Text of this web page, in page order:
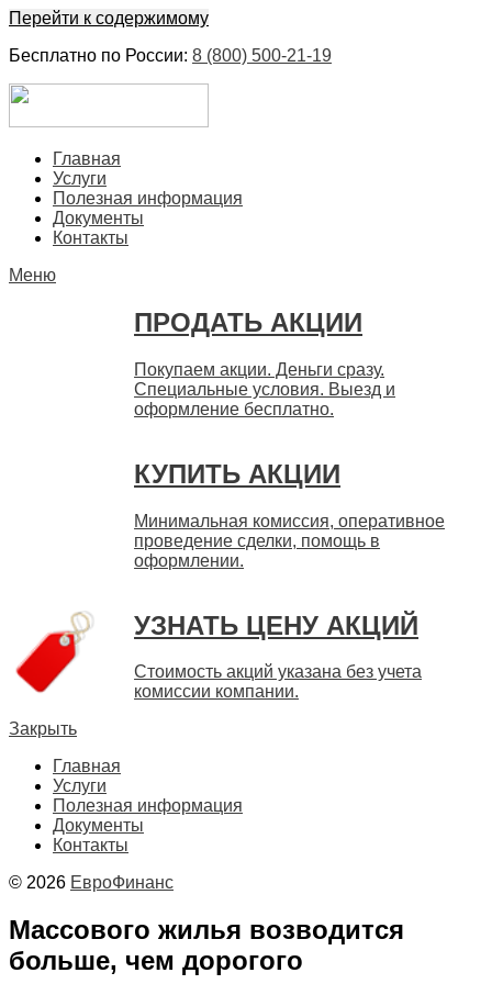
Перейти к содержимому
Бесплатно по России: 8 (800) 500-21-19
БыстроГлавная
Услуги
Полезная информация
Документы
Контакты
Меню
ПРОДАТЬ АКЦИИ
Покупаем акции. Деньги сразу.
Специальные условия. Выезд и
оформление бесплатно.
КУПИТЬ АКЦИИ
Минимальная комиссия, оперативное
проведение сделки, помощь в
оформлении.
УЗНАТЬ ЦЕНУ АКЦИЙ
Стоимость акций указана без учета
комиссии компании.
Закрыть
Главная
Услуги
Полезная информация
Документы
Контакты
© 2026 ЕвроФинанс
Массового жилья возводится
больше, чем дорогого